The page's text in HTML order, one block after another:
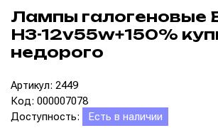
Лампы галогеновые
H3-12v55w+150%
недорого
Артикул: 2449
Код: 000007078
Доступность:
Есть в наличии